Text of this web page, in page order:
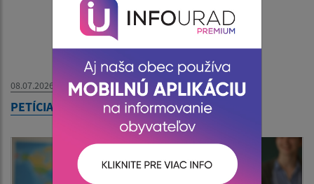
08.07.2026
PETÍCIA - Slovenská Pošta